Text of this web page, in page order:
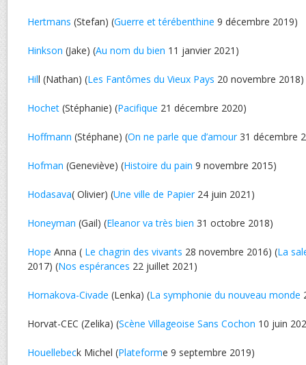
Hertmans (Stefan) (Guerre et térébenthine 9 décembre 2019)
Hinkson (Jake) (Au nom du bien 11 janvier 2021)
Hill (Nathan) (Les Fantômes du Vieux Pays 20 novembre 2018)
Hochet (Stéphanie) (Pacifique 21 décembre 2020)
Hoffmann (Stéphane) (On ne parle que d’amour31 décembre
Hofman (Geneviève) (Histoire du pain 9 novembre 2015)
Hodasava( Olivier) (Une ville de Papier24 juin 2021)
Honeyman (Gail) (Eleanor va très bien 31 octobre 2018)
Hope Anna ( Le chagrin des vivants 28 novembre 2016) (La
2017) (Nos espérances 22 juillet 2021)
Hornakova-Civade (Lenka) (La symphonie du nouveau monde
Horvat-CEC (Zelika) (Scène Villageoise Sans Cochon 10 juin
Houellebeck Michel (Plateforme 9 septembre 2019)